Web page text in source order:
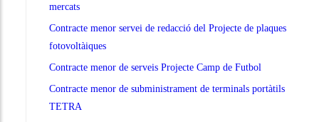
mercats
Contracte menor servei de redacció del Projecte de plaques
fotovoltàiques
Contracte menor de serveis Projecte Camp de Futbol
Contracte menor de subministrament de terminals portàtils
TETRA